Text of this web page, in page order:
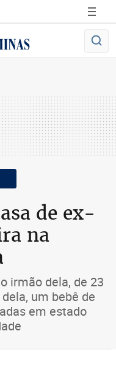
de ex-
na
irmão dela, de 23
um bebê de
em estado